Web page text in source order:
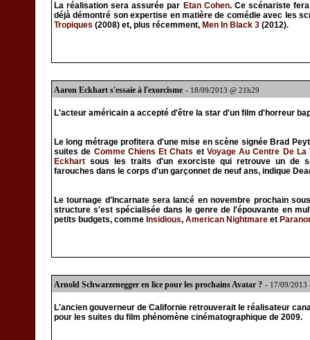
La réalisation sera assurée par Etan Cohen. Ce scénariste
déjà démontré son expertise en matière de comédie avec les
Tropiques (2008) et, plus récemment, Men In Black 3 (2012).
Aaron Eckhart s'essaie à l'exorcisme - 18/09/2013 @ 21h29
L'acteur américain a accepté d'être la star d'un film d'horreur
Le long métrage profitera d'une mise en scène signée Brad
suites de Comme Chiens Et Chats et Voyage Au Centre De La
Eckhart sous les traits d'un exorciste qui retrouve un de
farouches dans le corps d'un garçonnet de neuf ans, indique
Le tournage d'Incarnate sera lancé en novembre prochain
structure s'est spécialisée dans le genre de l'épouvante en
petits budgets, comme Insidious, American Nightmare et
Arnold Schwarzenegger en lice pour les prochains Avatar ? - 17/09/2013
L'ancien gouverneur de Californie retrouverait le réalisateur
pour les suites du film phénomène cinématographique de 2009.